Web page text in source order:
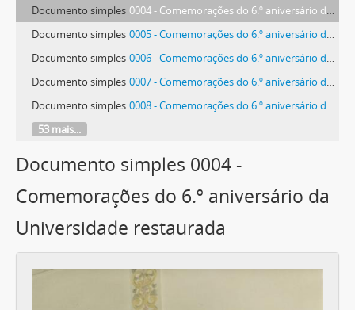
Documento simples 0004 - Comemorações do 6.º aniversário da Universidade restaurada
Documento simples 0005 - Comemorações do 6.º aniversário da Universidade restaurada
Documento simples 0006 - Comemorações do 6.º aniversário da Universidade restaurada
Documento simples 0007 - Comemorações do 6.º aniversário da Universidade restaurada
Documento simples 0008 - Comemorações do 6.º aniversário da Universidade restaurada
53 mais...
Documento simples 0004 -
Comemorações do 6.º aniversário da
Universidade restaurada